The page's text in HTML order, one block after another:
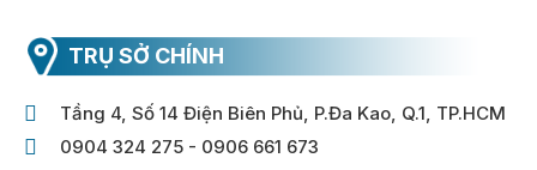
TRỤ SỞ CHÍNH
Tầng 4, Số 14 Điện Biên Phủ, P.Đa Kao, Q.1, TP.HCM
0904 324 275 - 0906 661 673